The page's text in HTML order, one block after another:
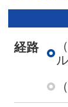
経路